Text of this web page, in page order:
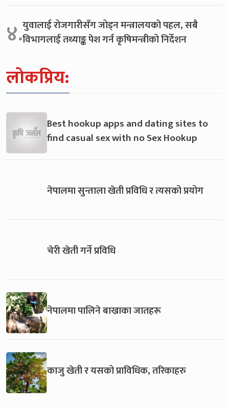
४.युवालाई रोजगारीसँग जोड्न मन्त्रालयको पहल, सबै
विभागलाई तथ्याङ्क पेश गर्न कृषिमन्त्रीको निर्देशन
लोकप्रिय:
Best hookup apps and dating sites to
find casual sex with no Sex Hookup
नेपालमा सुन्ताला खेती प्रविधि र त्यसको प्रयोग
चेरी खेती गर्ने प्रविधि
नेपालमा पालिने बाख्राका जातहरू
काजु खेती र यसको प्राविधिक, तरिकाहरु